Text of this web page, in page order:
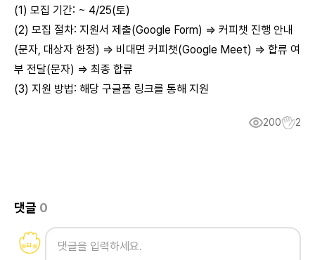
(1) 모집 기간: ~ 4/25(토)
(2) 모집 절차: 지원서 제출(Google Form) ⇒ 커피챗 진행 안내
(문자, 대상자 한정) ⇒ 비대면 커피챗(Google Meet) ⇒ 합류 여
부 전달(문자) ⇒ 최종 합류
(3) 지원 방법: 해당 구글폼 링크를 통해 지원
200 2
댓글 0